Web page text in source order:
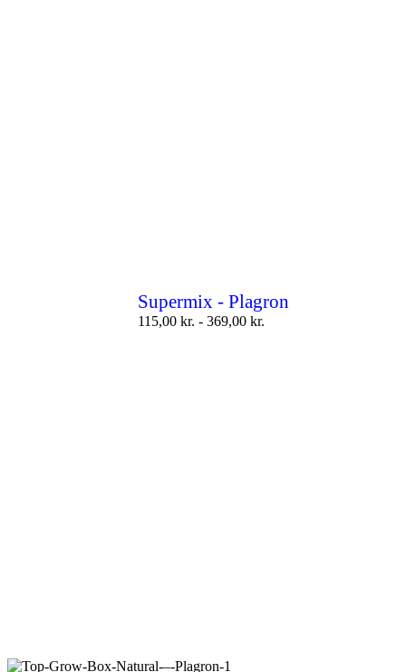
Supermix - Plagron
115,00 kr. - 369,00 kr.